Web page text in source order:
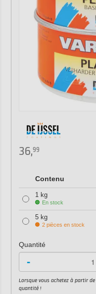
36,99
Contenu
1 kg
En stock
5 kg
2 pièces en stock
Quantité
-
Lorsque vous achetez à partir
quantité !